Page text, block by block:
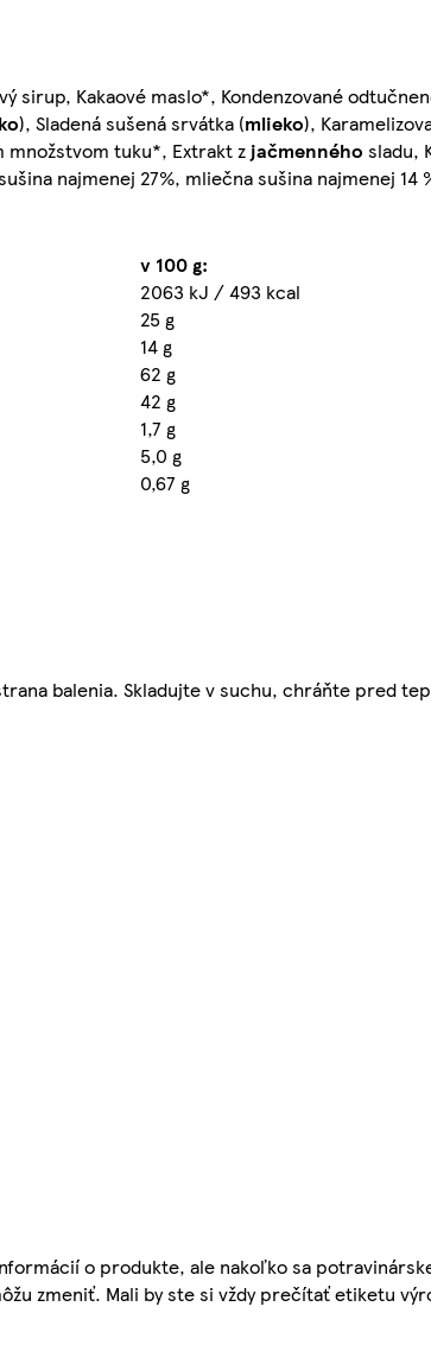
sirup, Kakaové maslo*, Kondenzované
), Sladená sušená srvátka (mlieko),
množstvom tuku*, Extrakt z jačmenného sladu,
najmenej 27%, mliečna sušina najmenej
v 100 g:
2063 kJ / 493 kcal
25 g
14 g
62 g
42 g
1,7 g
5,0 g
0,67 g
balenia. Skladujte v suchu, chráňte pred
o produkte, ale nakoľko sa
zmeniť. Mali by ste si vždy prečítať etiketu